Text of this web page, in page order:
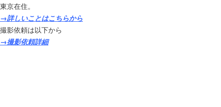
東京在住。
→詳しいことはこちらから
撮影依頼は以下から
→撮影依頼詳細